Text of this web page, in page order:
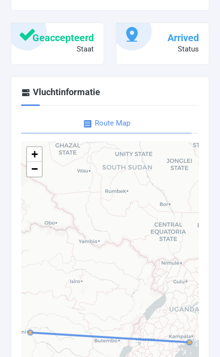
Geaccepteerd
Staat
Arrived
Status
Vluchtinformatie
Route Map
+
−